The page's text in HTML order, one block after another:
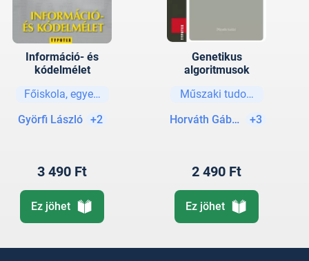
Információ- és
kódelmélet
Főiskola, egyetem
Györfi László
+2
3 490 Ft
Ez jöhet
Genetikus
algoritmusok
Műszaki tudományok
Horváth Gábor (szerk.)
+3
2 490 Ft
Ez jöhet